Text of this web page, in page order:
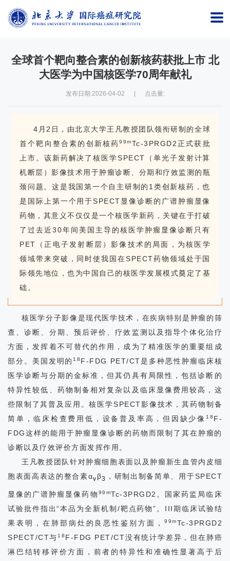
首
研
人
才
培
养
作
流
院
信
息
全球首个靶向整合素的创新核药获批上市 北
大医学为中国核医学70周年献礼
发布日期:2026-04-02 点击量:
4月2日，由北京大学王凡教授团队领衔研制的全球
首个靶向整合素的创新核药99mTc-3PRGD2正式获批
上市。该新药解决了核医学SPECT（单光子发射计算
机断层）影像技术用于肿瘤诊断、分期和疗效监测的瓶
颈问题。这是我国第一个自主研制的1类创新核药，也
是国际上第一个用于SPECT显像诊断的广谱肿瘤显像
药物，其意义不仅仅是一个核医学新药，关键在于打破
了过去近30年间美国主导的核医学肿瘤显像诊断只有
PET（正电子发射断层）影像技术的局面，为核医学
领域带来突破，同时使我国在SPECT药物领域处于国
际领先地位，也为中国自己的核医学发展模式奠定了基
础。
核医学分子影像是现代医学技术，在疾病特别是肿瘤的筛
查、诊断、分期、预后评价、疗效监测以及指导个体化治疗
方面，发挥着不可替代的作用，成为了精准医学的重要组成
部分。美国发明的18 F-FDG PET/CT是多种恶性肿瘤临床核
医学诊断与分期的金标准，但其仍具有局限性，包括诊断的
特异性较低、药物制备相对复杂以及临床显像费用较高，这
些限制了其普及应用。核医学SPECT影像技术，其药物制备
简单，临床检查费用低，设备普及率高，但因缺少像 18 F-
FDG这样的能用于肿瘤显像诊断的药物而限制了其在肿瘤的
诊断以及疗效评价方面发挥作用。
王凡教授团队针对肿瘤细胞表面以及肿瘤新生血管内皮细
胞表面高表达的整合素αv β3 ，研制出制备简单、用于SPECT
显像的广谱肿瘤显像药物 99mTc-3PRGD2。国家药监局临床
试验批件指出“本品为全新机制/靶点药物”。III期临床试验结
果表明，在肺部病灶的良恶性鉴别方面，
99mTc-3PRGD2
SPECT/CT与18 F-FDG PET/CT没有统计学差异，但在肺癌
淋巴结转移评价方面，前者的特异性和准确性显著高于后